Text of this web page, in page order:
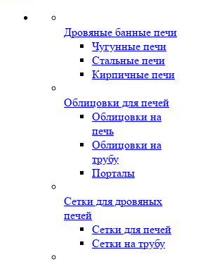
Дровяные банные печи
Чугунные печи
Стальные печи
Кирпичные печи
Облицовки для печей
Облицовки на
печь
Облицовки на
трубу
Порталы
Сетки для дровяных
печей
Сетки для печей
Сетки на трубу